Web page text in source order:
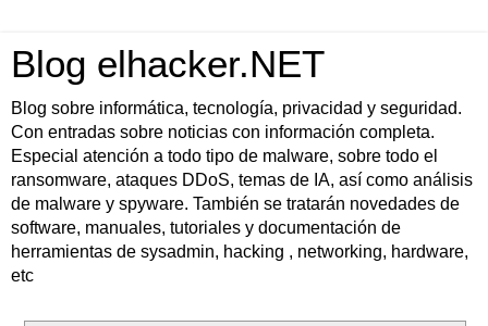
Blog elhacker.NET
Blog sobre informática, tecnología, privacidad y seguridad.
Con entradas sobre noticias con información completa.
Especial atención a todo tipo de malware, sobre todo el
ransomware, ataques DDoS, temas de IA, así como análisis
de malware y spyware. También se tratarán novedades de
software, manuales, tutoriales y documentación de
herramientas de sysadmin, hacking , networking, hardware,
etc